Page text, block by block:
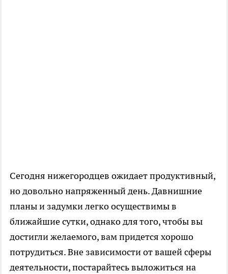
Сегодня нижегородцев ожидает продуктивный,
но довольно напряженный день. Давнишние
планы и задумки легко осуществимы в
ближайшие сутки, однако для того, чтобы вы
достигли желаемого, вам придется хорошо
потрудиться. Вне зависимости от вашей сферы
деятельности, постарайтесь выложиться на